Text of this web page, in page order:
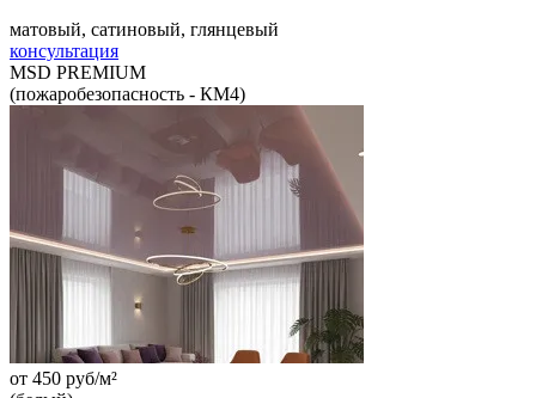
матовый, сатиновый, глянцевый
консультация
MSD PREMIUM
(пожаробезопасность - КМ4)
от 450 руб/м²